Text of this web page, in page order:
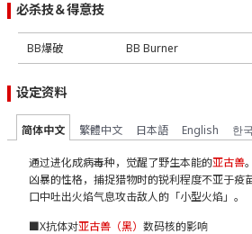
必杀技＆得意技
BB爆破 BB Burner
设定资料
简体中文 繁體中文 日本語 English 한
通过进化成病毒种，觉醒了野生本能的亚古兽
凶暴的性格，捕捉猎物时的锐利程度不亚于疫
口中吐出火焰气息攻击敌人的「小型火焰」。
■X抗体对亚古兽（黑） 数码核的影响